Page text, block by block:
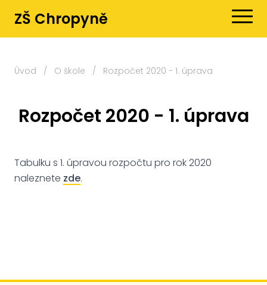
ZŠ Chropyně
Úvod / O škole / Rozpočet 2020 - 1. úprava
Rozpočet 2020 - 1. úprava
Tabulku s 1. úpravou rozpočtu pro rok 2020
naleznete zde.